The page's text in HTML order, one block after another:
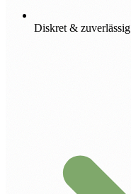
Diskret & zuverlässig